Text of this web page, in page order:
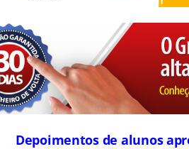
Depoimentos de alunos